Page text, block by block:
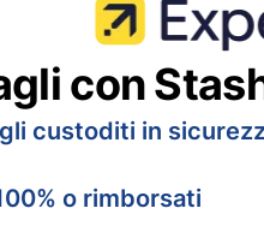
con
custoditi in
o rimborsati